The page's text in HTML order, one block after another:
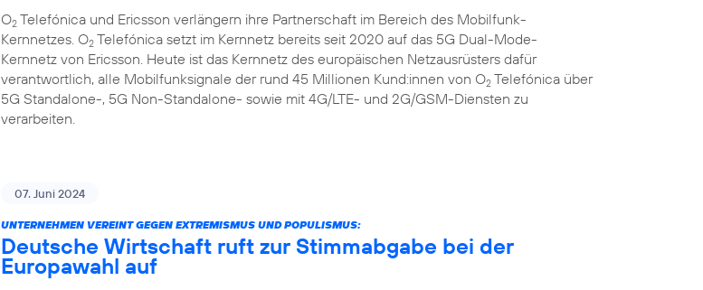
O2 Telefónica und Ericsson verlängern ihre Partnerschaft im Bereich des Mobilfunk-
Kernnetzes. O2 Telefónica setzt im Kernnetz bereits seit 2020 auf das 5G Dual-Mode-
Kernnetz von Ericsson. Heute ist das Kernnetz des europäischen Netzausrüsters dafür
verantwortlich, alle Mobilfunksignale der rund 45 Millionen Kund:innen von O2 Telefónica über
5G Standalone-, 5G Non-Standalone- sowie mit 4G/LTE- und 2G/GSM-Diensten zu
verarbeiten.
07. Juni 2024
UNTERNEHMEN VEREINT GEGEN EXTREMISMUS UND POPULISMUS:
Deutsche Wirtschaft ruft zur Stimmabgabe bei der
Europawahl auf